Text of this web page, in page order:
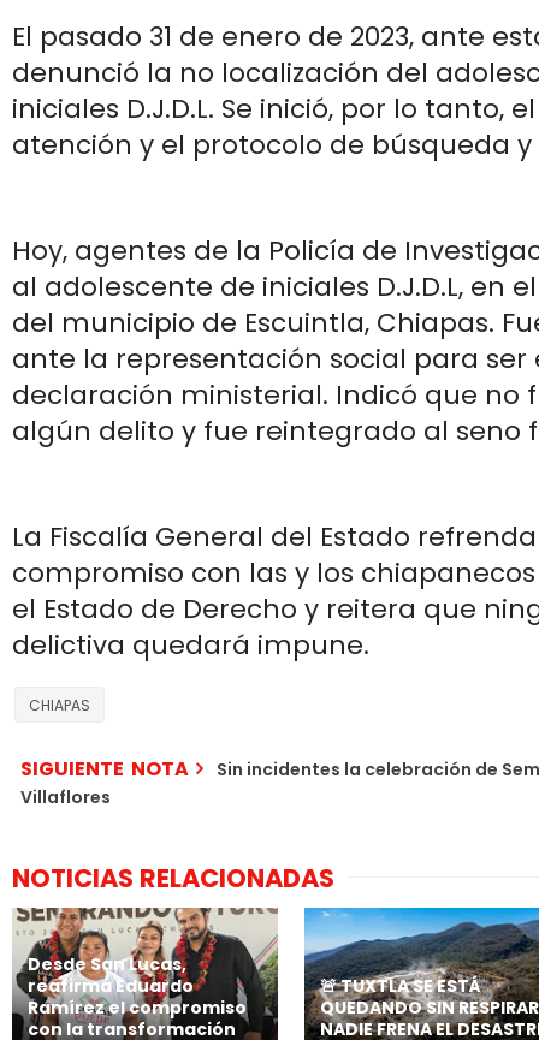
El pasado 31 de enero de 2023, ante
denunció la no localización del
iniciales D.J.D.L. Se inició, por lo tanto,
atención y el protocolo de búsqueda
Hoy, agentes de la Policía de
al adolescente de iniciales D.J.D.L, en
del municipio de Escuintla, Chiapas.
ante la representación social para ser
declaración ministerial. Indicó que no
algún delito y fue reintegrado al seno
La Fiscalía General del Estado
compromiso con las y los
el Estado de Derecho y reitera que
delictiva quedará impune.
CHIAPAS
SIGUIENTE NOTA
Sin incidentes la celebración de
Villaflores
NOTICIAS RELACIONADAS
Desde San Lucas,
reafirma Eduardo
Ramírez el compromiso
con la transformación
🚨 TUXTLA SE ESTÁ
QUEDANDO SIN
NADIE FRENA EL